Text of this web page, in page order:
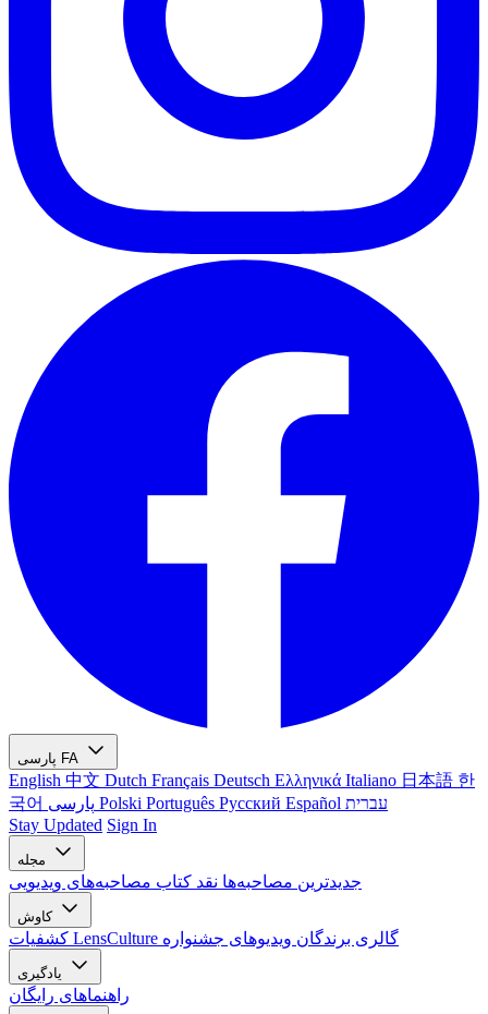
پارسی FA
English 中文 Dutch Français Deutsch Ελληνικά Italiano 日本語 한
국어
Polski Português Русский Español עברית
Stay Updated Sign In
مجله
جدیدترین مصاحبه‌ها نقد کتاب مصاحبه‌های ویدیویی
کاوش
کشفیات LensCulture گالری برندگان ویدیوهای جشنواره
یادگیری
راهنماهای رایگان